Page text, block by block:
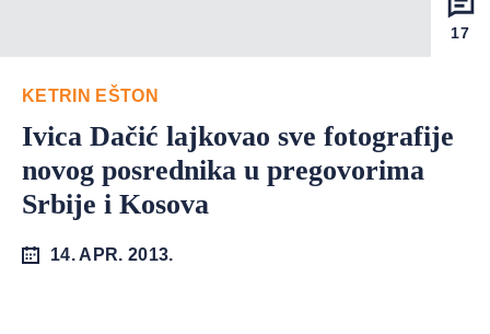
17
KETRIN EŠTON
Ivica Dačić lajkovao sve fotografije
novog posrednika u pregovorima
Srbije i Kosova
14. APR. 2013.